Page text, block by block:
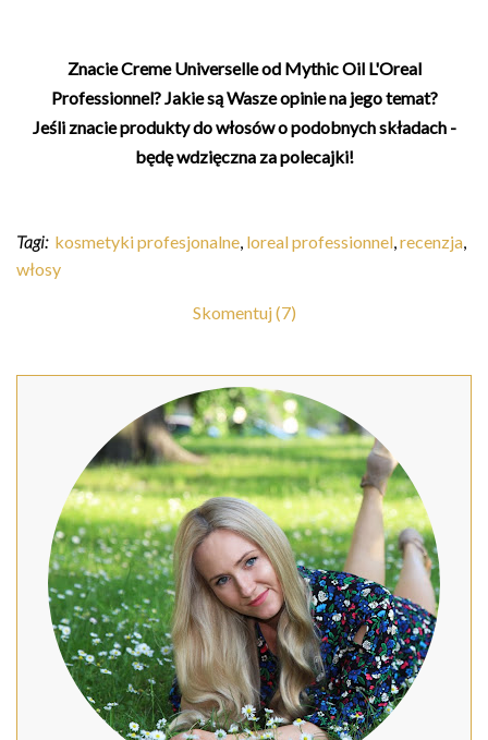
Znacie Creme Universelle od Mythic Oil L'Oreal
Professionnel? Jakie są Wasze opinie na jego temat?
Jeśli znacie produkty do włosów o podobnych składach -
będę wdzięczna za polecajki!
Tagi: kosmetyki profesjonalne, loreal professionnel,recenzja,
włosy
Skomentuj (7)